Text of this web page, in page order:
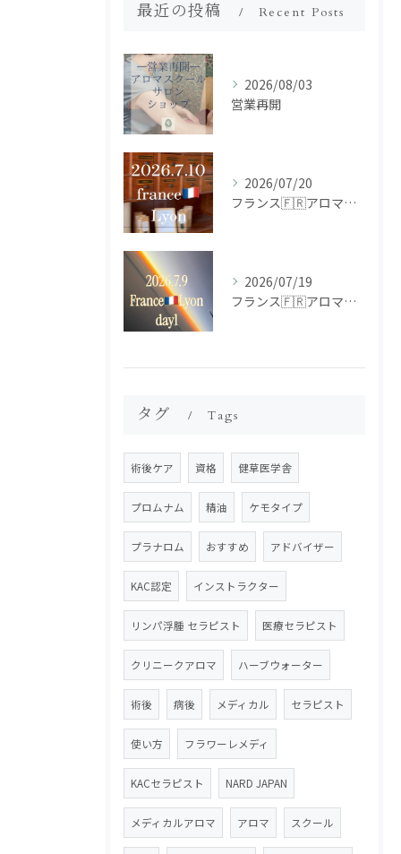
最近の投稿 Recent Posts
2026/08/03
営業再開
2026/07/20
フランス🇫🇷アロマ研修ツアー𝗱𝗮𝘆𝟮
2026/07/19
フランス🇫🇷アロマ研修ツアー𝗱𝗮𝘆𝟭
タグ Tags
術後ケア 資格 健草医学舎
プロムナム 精油 ケモタイプ
プラナロム おすすめ アドバイザー
KAC認定 インストラクター
リンパ浮腫 セラピスト 医療セラピスト
クリニークアロマ ハーブウォーター
術後 病後 メディカル セラピスト
使い方 フラワーレメディ
KACセラピスト NARD JAPAN
メディカルアロマ アロマ スクール